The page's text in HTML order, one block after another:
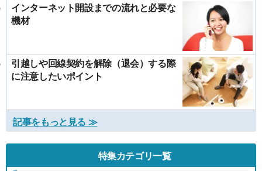
インターネット開設までの流れと必要な
機材
引越しや回線契約を解除（退会）する際
に注意したいポイント
記事をもっと見る ≫
特集カテゴリ一覧